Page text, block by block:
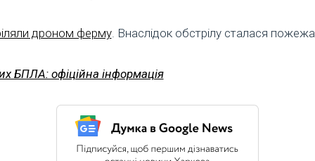
дроном ферму. Внаслідок обстрілу сталася
БПЛА: офіційна інформація